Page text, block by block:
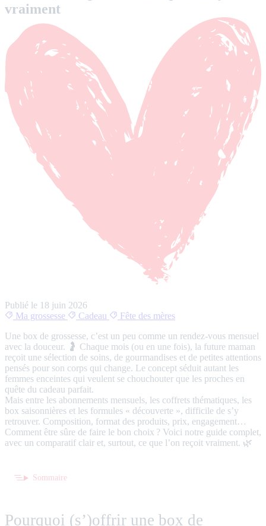
vraiment
Publié le 18 juin 2026
Ma grossesse
Cadeau
Fête des mères
Une box de grossesse, c’est un peu comme un rendez-vous mensuel
avec la douceur. 🤰 Chaque mois (ou en une fois), la future maman
reçoit une sélection de soins, de gourmandises et de petites attentions
pensés pour son corps qui change. Le concept séduit autant les
femmes enceintes qui veulent se chouchouter que les proches en
quête du cadeau parfait.
Mais entre les abonnements mensuels, les coffrets thématiques, les
box saisonnières et les formules « découverte », difficile de s’y
retrouver. Composition, format des produits, prix, engagement…
Comment être sûre de faire le bon choix ? Voici notre guide complet,
avec un comparatif clair et, surtout, ce que l’on reçoit vraiment. 🌿
Sommaire
Pourquoi (s’)offrir une box de